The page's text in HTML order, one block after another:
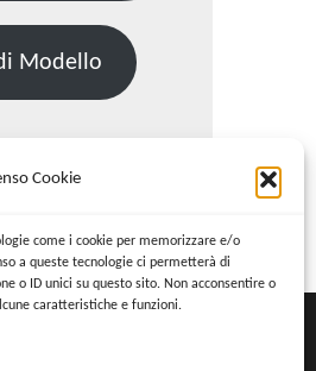
Cookie
come i cookie per memorizzare e/o
a queste tecnologie ci permetterà di
o ID unici su questo sito. Non acconsentire o
caratteristiche e funzioni.
Modello